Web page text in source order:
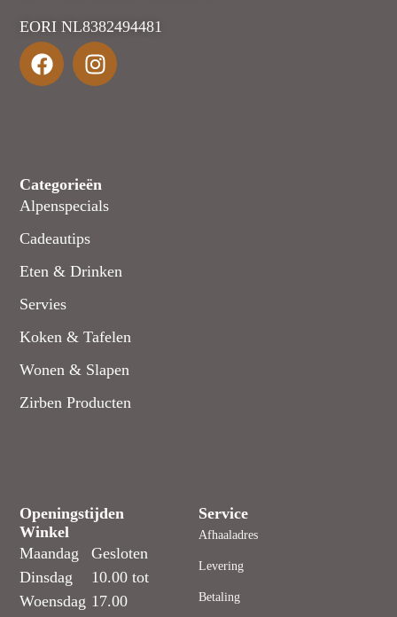
EORI NL8382494481
Categorieën
Alpenspecials
Cadeautips
Eten & Drinken
Servies
Koken & Tafelen
Wonen & Slapen
Zirben Producten
Openingstijden
Winkel
Maandag
Dinsdag
Woensdag
Gesloten
10.00 tot
17.00
Service
Afhaaladres
Levering
Betaling